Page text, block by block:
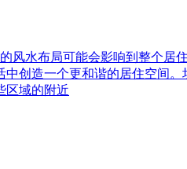
风水布局可能会影响到整个居
创造一个更和谐的居住空间
区域的附近